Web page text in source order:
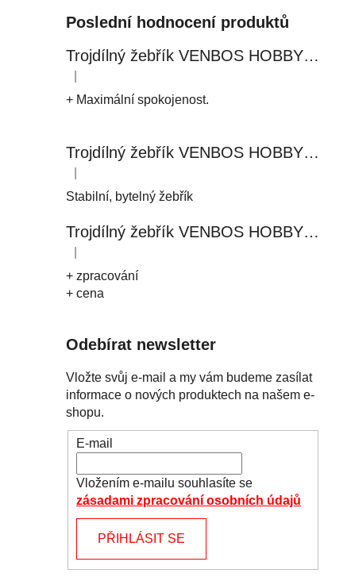
Poslední hodnocení produktů
Trojdílný žebřík VENBOS HOBBY 4409 3x9
Hodnocení produktu je 5 z 5 hvězdiček.
+ Maximální spokojenost.
Trojdílný žebřík VENBOS HOBBY 4411 3x11
Hodnocení produktu je 5 z 5 hvězdiček.
Stabilní, bytelný žebřík
Trojdílný žebřík VENBOS HOBBY 4408 3x8
Hodnocení produktu je 5 z 5 hvězdiček.
+ zpracování
+ cena
Odebírat newsletter
Vložte svůj e-mail a my vám budeme zasílat
informace o nových produktech na našem e-
shopu.
E-mail
Vložením e-mailu souhlasíte se
zásadami zpracování osobních údajů
PŘIHLÁSIT SE